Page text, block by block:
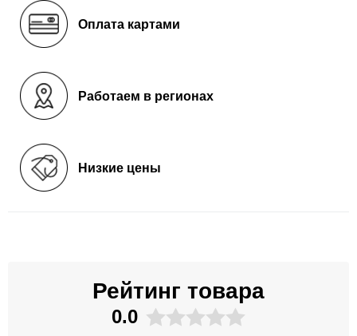
Оплата картами
Работаем в регионах
Низкие цены
Рейтинг товара
0.0